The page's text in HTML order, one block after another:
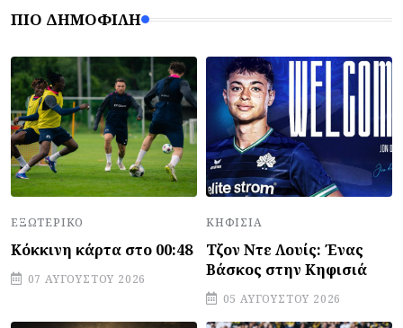
ΠΙΟ ΔΗΜΟΦΙΛΉ
ΕΞΩΤΕΡΙΚΌ
Κόκκινη κάρτα στο 00:48
07 ΑΥΓΟΎΣΤΟΥ 2026
ΚΗΦΙΣΙΆ
Τζον Ντε Λουίς: Ένας
Βάσκος στην Κηφισιά
05 ΑΥΓΟΎΣΤΟΥ 2026